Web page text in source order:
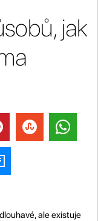
jak
ale existuje